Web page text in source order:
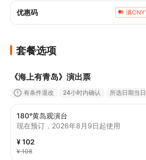
《历史场景还原》从古代渔港渔
船帆影，再到现代港城霓虹，重
《城市记忆呈现》这是青岛写给
舞台表演，营造史诗传奇氛围，
海洋的千年羁绊
优惠码 满
套餐选项
《海上有青岛》演出票
有条件退改 24小时内确认 所选日期当
180°黄岛观演台
现在预订，2026年8月9日起使用
¥ 102
¥ 108